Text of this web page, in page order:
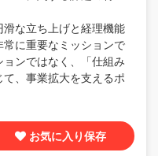
な立ち上げと経理機能
に重要なミッションで
ンではなく、「仕組み
、事業拡大を支えるポ
お気に入り保存